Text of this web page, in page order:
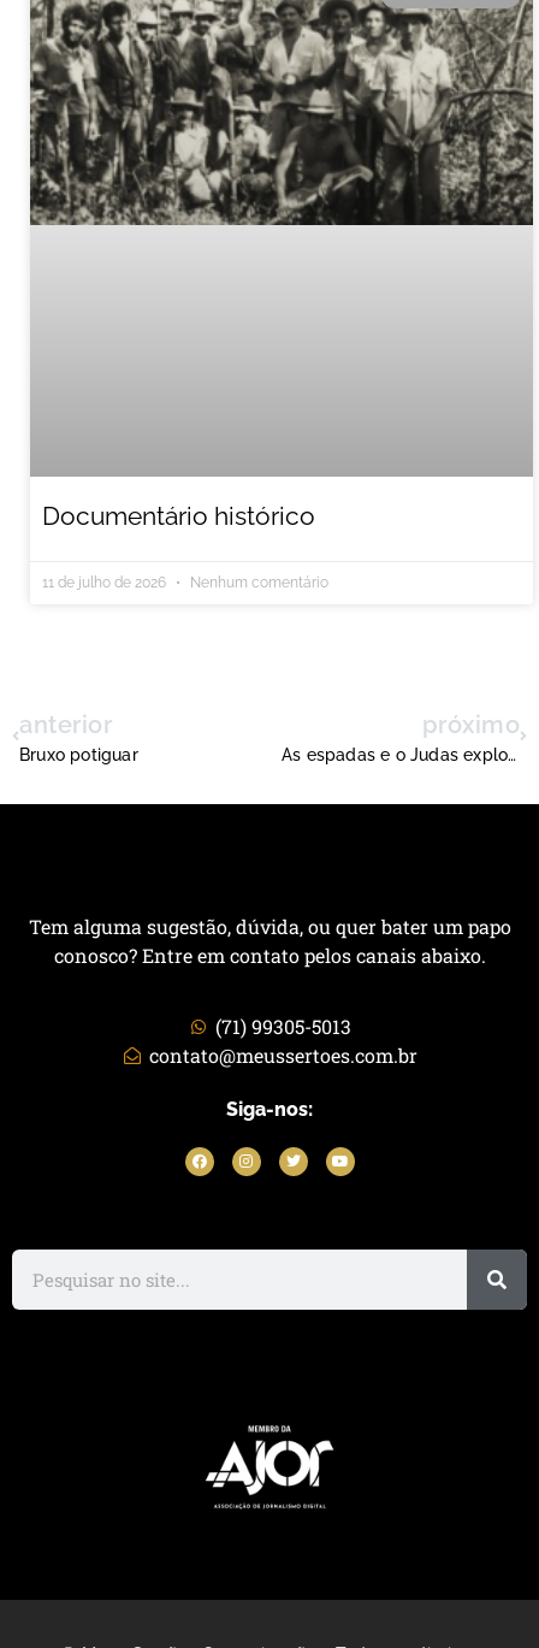
Documentário histórico
11 de julho de 2026 Nenhum comentário
anterior
Bruxo potiguar
próximo
As espadas e o Judas explosivo
Tem alguma sugestão, dúvida, ou quer bater um papo
conosco? Entre em contato pelos canais abaixo.
(71) 99305-5013
contato@meussertoes.com.br
Siga-nos: